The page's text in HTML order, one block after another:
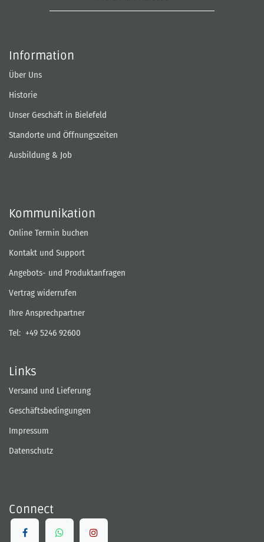
Information
Über Uns
Historie
Unser Geschäft in Bielefeld
Standorte und Öffnungszeiten
Ausbildung & Job
Kommunikation
Online Termin buchen
Kontakt und Support
Angebots- und Produktanfragen
Vertrag widerrufen
Ihre Ansprechpartner
Tel: +49 5246 92600
Links
Versand und Lieferung
Geschäftsbedingungen
Impressum
Datenschutz
Connect